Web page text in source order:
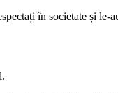
în societate și